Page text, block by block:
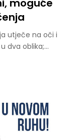
moguće
utječe na oči i
dva oblika;…